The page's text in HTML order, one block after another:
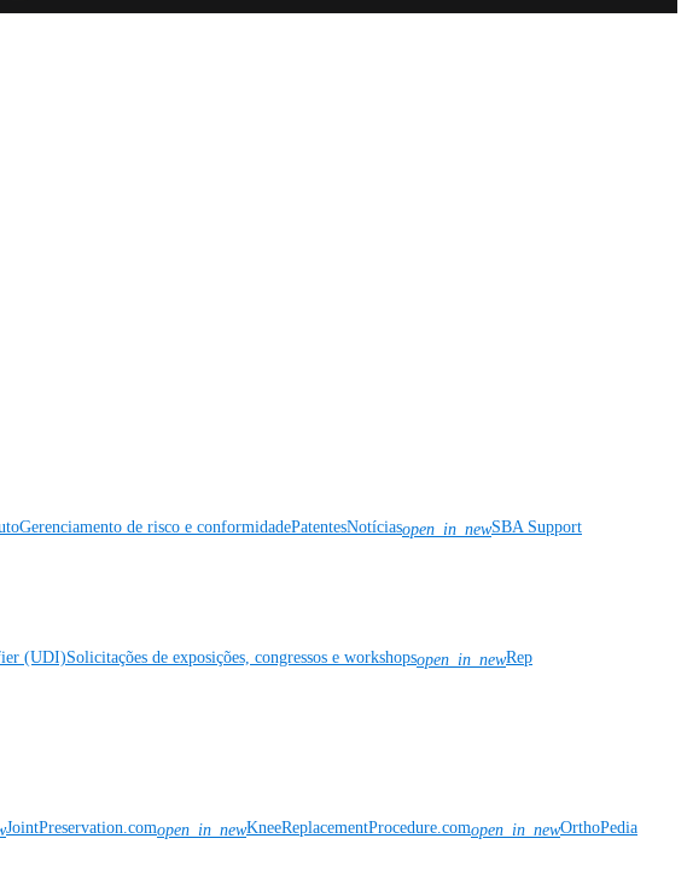
Gerenciamento de risco e conformidadePatentesNotíciasopen_in_newSBA Support
(UDI)Solicitações de exposições, congressos e workshopsopen_in_newRep
JointPreservation.comopen_in_newKneeReplacementProcedure.comopen_in_newOrthoPedia